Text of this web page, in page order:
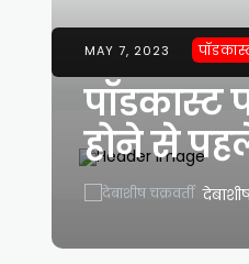
MAY 7, 2023
पॉडकास्ट
होने से